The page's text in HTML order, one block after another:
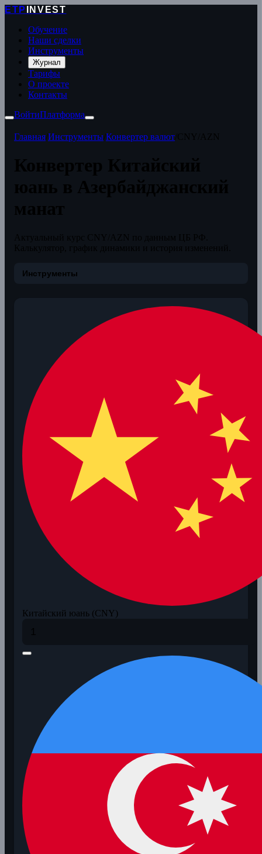
ETP
INVEST
Обучение
Наши сделки
Инструменты
Журнал
Тарифы
О проекте
Контакты
ВойтиПлатформа
Главная Инструменты Конвертер валют
Инструменты
Китайский юань (CNY)